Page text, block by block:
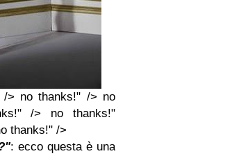
> no thanks!" /> no
/> no thanks!"
thanks!" />
: ecco questa è una